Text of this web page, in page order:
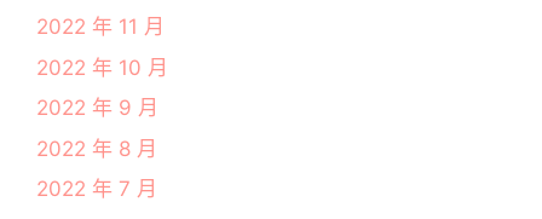
2022 年 11 月
2022 年 10 月
2022 年 9 月
2022 年 8 月
2022 年 7 月